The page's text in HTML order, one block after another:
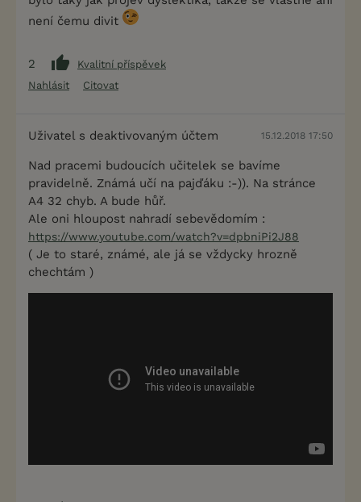
není čemu divit
2
Kvalitní příspěvek
Nahlásit
Citovat
Uživatel s deaktivovaným účtem 15.12.2018 17:50
Nad pracemi budoucích učitelek se bavíme
pravidelně. Známá učí na pajďáku :-)). Na stránce
A4 32 chyb. A bude hůř.
Ale oni hloupost nahradí sebevědomím :
https://www.youtube.com/watch?v=dpbniPi2J88
( Je to staré, známé, ale já se vždycky hrozně
chechtám )